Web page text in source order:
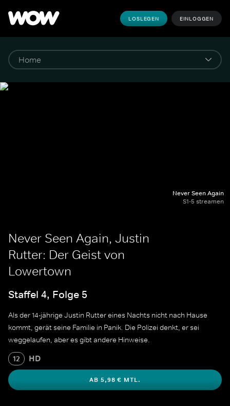
LOSLEGEN EINLOGGEN
Never Seen Again
S1-5 streamen
Never Seen Again, Justin
Rutter: Der Geist von
Lowertown
Staffel 4, Folge 5
Als der 14-jährige Justin Rutter eines Nachts nicht nach Hause
kommt, gerät seine Familie in Panik. Die Polizei denkt, er sei
weggelaufen, aber es gibt andere Hinweise.
12 HD
AB 5,98 € MTL.